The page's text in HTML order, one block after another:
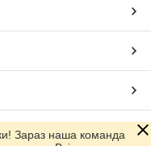
Зараз наша команда